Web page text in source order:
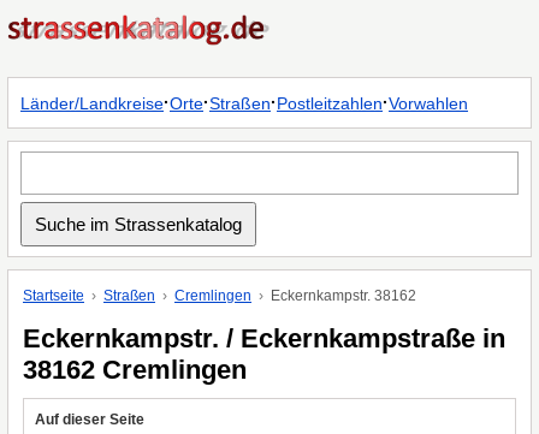
Länder/Landkreise·Orte·Straßen·Postleitzahlen·Vorwahlen
Startseite Straßen Cremlingen Eckernkampstr. 38162
Eckernkampstr. / Eckernkampstraße in
38162 Cremlingen
Auf dieser Seite